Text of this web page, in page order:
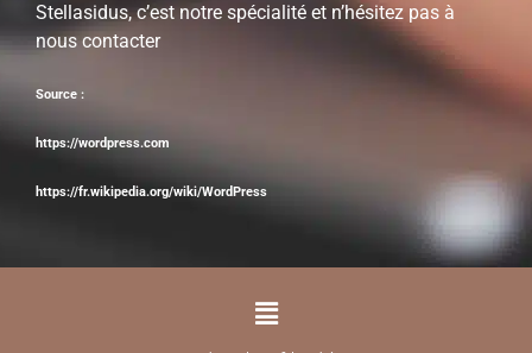
Stellasidus, c’est notre spécialité et n’hésitez pas à
nous contacter
Source :
https://wordpress.com
https://fr.wikipedia.org/wiki/WordPress